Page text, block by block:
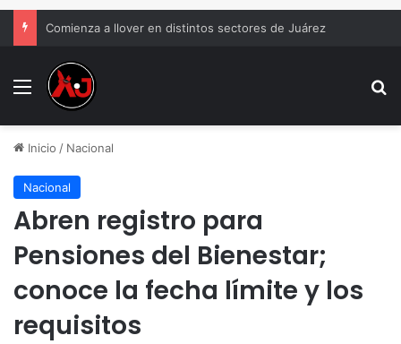
Menu
Inicio / Nacional
Nacional
Abren registro para
Pensiones del Bienestar;
conoce la fecha límite y los
requisitos